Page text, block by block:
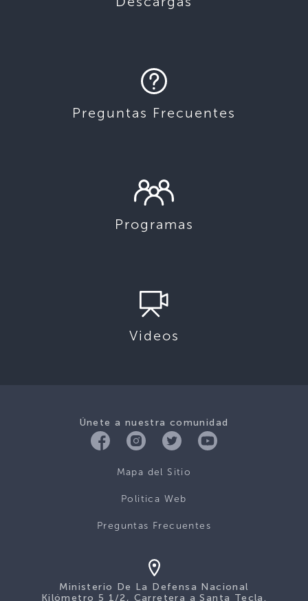
Preguntas Frecuentes
Programas
Videos
Únete a nuestra comunidad
Mapa del Sitio
Politica Web
Preguntas Frecuentes
Ministerio De La Defensa Nacional
Kilómetro 5 1/2, Carretera a Santa Tecla.